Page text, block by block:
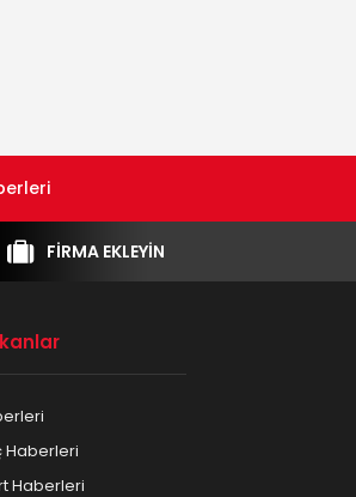
FİRMA EKLEYİN
Haberleri
Haberleri